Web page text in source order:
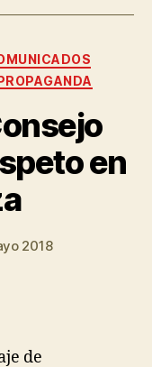
en
2018
de